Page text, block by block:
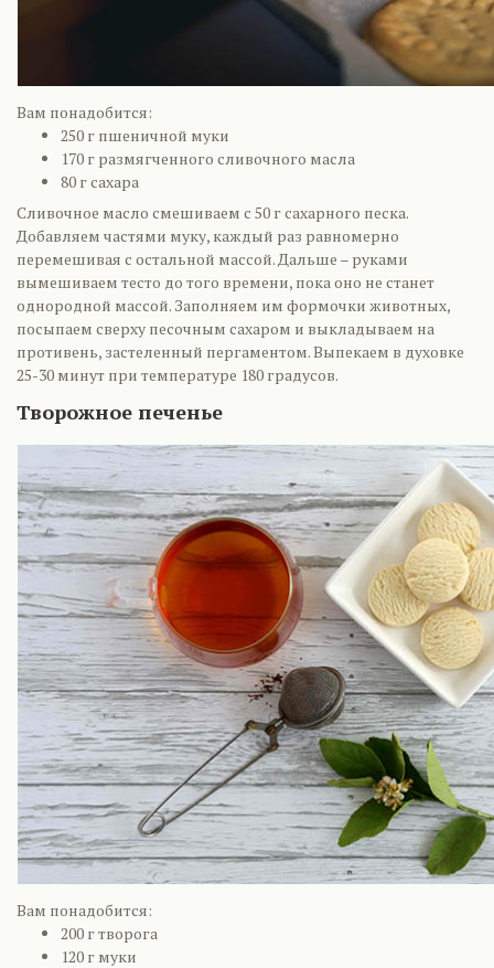
Вам понадобится:
250 г пшеничной муки
170 г размягченного сливочного масла
80 г сахара
Сливочное масло смешиваем с 50 г сахарного песка.
Добавляем частями муку, каждый раз равномерно
перемешивая с остальной массой. Дальше – руками
вымешиваем тесто до того времени, пока оно не станет
однородной массой. Заполняем им формочки животных,
посыпаем сверху песочным сахаром и выкладываем на
противень, застеленный пергаментом. Выпекаем в духовке
25-30 минут при температуре 180 градусов.
Творожное печенье
Вам понадобится:
200 г творога
120 г муки